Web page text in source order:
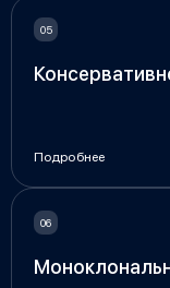
Подробнее